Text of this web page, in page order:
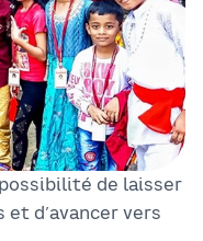
de laisser
d’avancer vers